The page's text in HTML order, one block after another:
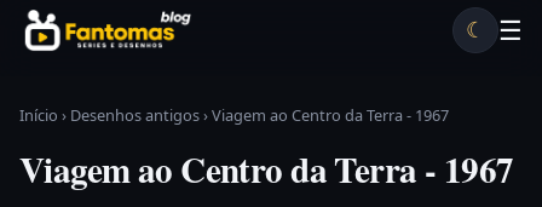
Pular para o conteúdo
☰
☾
Início › Desenhos antigos›Viagem ao Centro da Terra - 1967
Viagem ao Centro da Terra - 1967